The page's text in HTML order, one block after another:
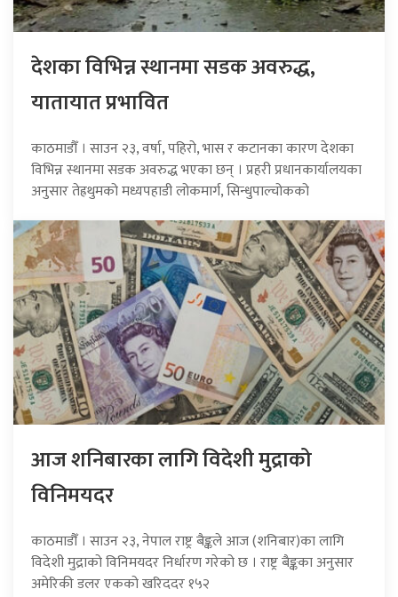
देशका विभिन्न स्थानमा सडक अवरुद्ध,
यातायात प्रभावित
काठमाडौँ । साउन २३, वर्षा, पहिरो, भास र कटानका कारण देशका
विभिन्न स्थानमा सडक अवरुद्ध भएका छन् । प्रहरी प्रधानकार्यालयका
अनुसार तेह्रथुमको मध्यपहाडी लोकमार्ग, सिन्धुपाल्चोकको
आज शनिबारका लागि विदेशी मुद्राको
विनिमयदर
काठमाडौँ । साउन २३, नेपाल राष्ट्र बैङ्कले आज (शनिबार)का लागि
विदेशी मुद्राको विनिमयदर निर्धारण गरेको छ । राष्ट्र बैङ्कका अनुसार
अमेरिकी डलर एकको खरिददर १५२